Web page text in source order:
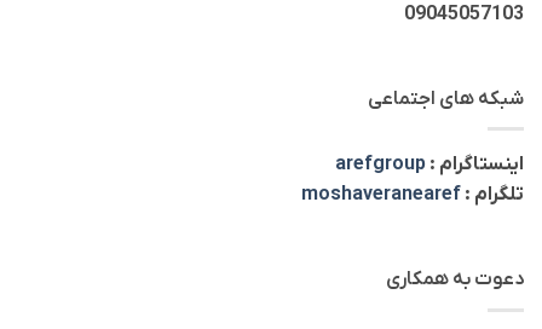
09045057103
شبکه های اجتماعی
اینستاگرام : arefgroup
تلگرام : moshaveranearef
دعوت به همکاری